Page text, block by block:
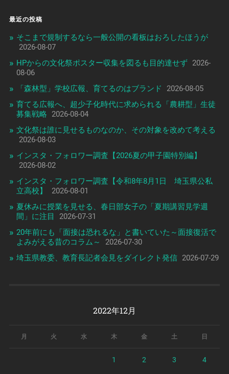
最近の投稿
そこまで規制するなら一般公開の看板はおろしたほうが
2026-08-07
HPからの文化祭ポスター収集を図るも目的達せず 2026-
08-06
「森林型」学校広報、育てるのはブランド
2026-08-05
育てる広報へ、超少子化時代に求められる「農耕型」生徒
募集戦略
2026-08-04
文化祭は誰に見せるものなのか、その対象を改めて考える
2026-08-03
インスタ・フォロワー調査【2026夏の甲子園特別編】
2026-08-02
インスタ・フォロワー調査【令和8年8月1日 埼玉県公私
立高校】
2026-08-01
夏休みに授業を見せる、春日部女子の「夏期講習見学週
間」に注目
2026-07-31
20年前にも「面接は恐れるな」と書いていた～面接復活で
よみがえる昔のコラム～
2026-07-30
埼玉県教委、教育長記者会見をダイレクト発信 2026-07-29
2022年12月
月 火 水 木 金 土 日
1 2 3 4